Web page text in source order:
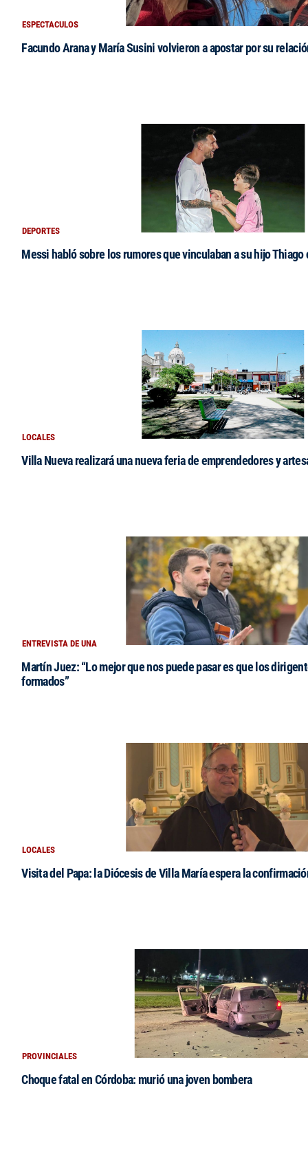
ESPECTACULOS
Facundo Arana y María Susini volvieron a apostar por su
DEPORTES
Messi habló sobre los rumores que vinculaban a su hijo Thiago
LOCALES
Villa Nueva realizará una nueva feria de emprendedores y
ENTREVISTA DE UNA
Martín Juez: “Lo mejor que nos puede pasar es que los
formados”
LOCALES
Visita del Papa: la Diócesis de Villa María espera la
PROVINCIALES
Choque fatal en Córdoba: murió una joven bombera